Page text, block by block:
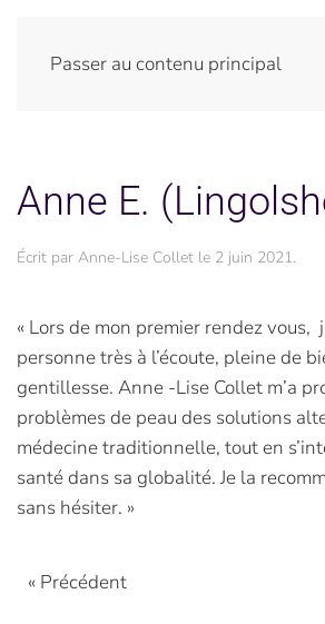
Passer au contenu principal
Anne E.
Écrit par Anne-Lise Collet le 2 juin 2021.
« Lors de mon premier rendez vous,
personne très à l’écoute, pleine de
gentillesse. Anne -Lise Collet m’a
problèmes de peau des solutions
médecine traditionnelle, tout en
santé dans sa globalité. Je la
sans hésiter. »
« Précédent